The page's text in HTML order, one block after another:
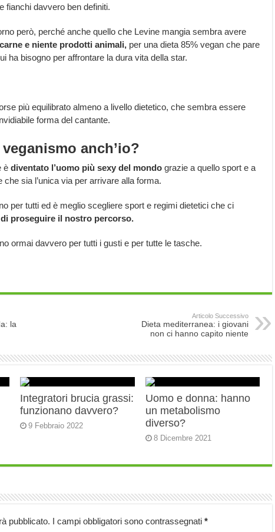
fianchi davvero ben definiti.
però, perché anche quello che Levine mangia sembra avere
e niente prodotti animali, per una dieta 85% vegan che pare
ha bisogno per affrontare la dura vita della star.
più equilibrato almeno a livello dietetico, che sembra essere
forma del cantante.
anch’io?
è diventato l’uomo più sexy del mondo grazie a quello sport e a
sia l’unica via per arrivare alla forma.
per tutti ed è meglio scegliere sport e regimi dietetici che ci
proseguire il nostro percorso.
ormai davvero per tutti i gusti e per tutte le tasche.
la
Articolo Successivo
Dieta mediterranea: i giovani
non ci hanno capito niente
Integratori brucia grassi:
funzionano davvero?
9 Febbraio 2022
Uomo e donna: hanno
un metabolismo
diverso?
8 Dicembre 2021
pubblicato. I campi obbligatori sono contrassegnati *